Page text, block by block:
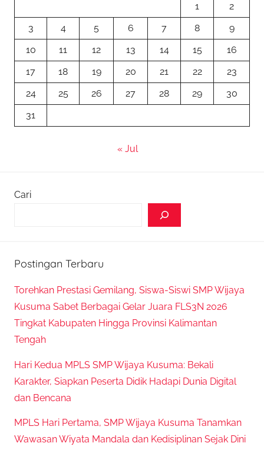
k
1
2
3
4 5 6 7 8
9
10
11 12 13 14 15
16
17
18 19 20 21 22
23
24
25 26 27 28 29
30
31
« Jul
Cari
Postingan Terbaru
Torehkan Prestasi Gemilang, Siswa-Siswi SMP Wijaya
Kusuma Sabet Berbagai Gelar Juara FLS3N 2026
Tingkat Kabupaten Hingga Provinsi Kalimantan
Tengah
Hari Kedua MPLS SMP Wijaya Kusuma: Bekali
Karakter, Siapkan Peserta Didik Hadapi Dunia Digital
dan Bencana
MPLS Hari Pertama, SMP Wijaya Kusuma Tanamkan
Wawasan Wiyata Mandala dan Kedisiplinan Sejak Dini